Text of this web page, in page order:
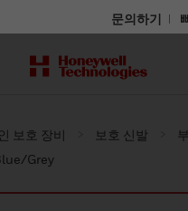
문의하기
보호 장비 보호 신발
Grey